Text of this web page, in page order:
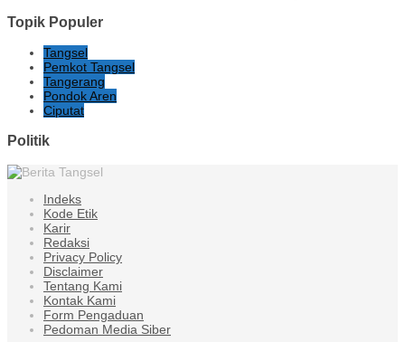
Topik Populer
Tangsel
Pemkot Tangsel
Tangerang
Pondok Aren
Ciputat
Politik
Indeks
Kode Etik
Karir
Redaksi
Privacy Policy
Disclaimer
Tentang Kami
Kontak Kami
Form Pengaduan
Pedoman Media Siber